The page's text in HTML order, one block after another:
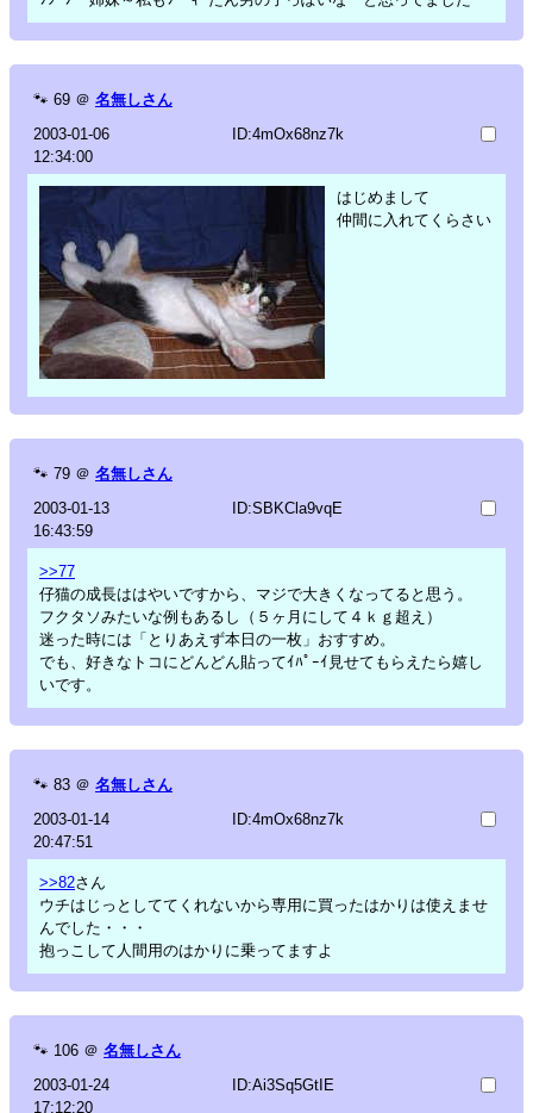
🐾 69 ＠ 名無しさん
2003-01-06
12:34:00
ID:4mOx68nz7k
はじめまして
仲間に入れてくらさい
🐾 79 ＠ 名無しさん
2003-01-13
16:43:59
ID:SBKCla9vqE
>>77
仔猫の成長ははやいですから、マジで大きくなってると思う。
フクタソみたいな例もあるし（５ヶ月にして４ｋｇ超え）
迷った時には「とりあえず本日の一枚」おすすめ。
でも、好きなトコにどんどん貼ってｲﾊﾟｰｲ見せてもらえたら嬉し
いです。
🐾 83 ＠ 名無しさん
2003-01-14
20:47:51
ID:4mOx68nz7k
>>82さん
ウチはじっとしててくれないから専用に買ったはかりは使えませ
んでした・・・
抱っこして人間用のはかりに乗ってますよ
🐾 106 ＠ 名無しさん
2003-01-24
17:12:20
ID:Ai3Sq5GtIE